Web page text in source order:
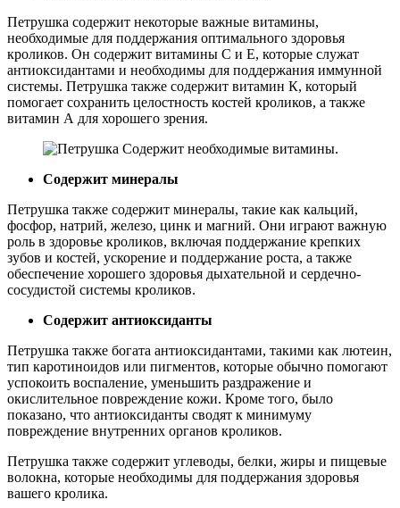
Петрушка содержит некоторые важные витамины,
необходимые для поддержания оптимального здоровья
кроликов. Он содержит витамины С и Е, которые служат
антиоксидантами и необходимы для поддержания иммунной
системы. Петрушка также содержит витамин К, который
помогает сохранить целостность костей кроликов, а также
витамин А для хорошего зрения.
Содержит минералы
Петрушка также содержит минералы, такие как кальций,
фосфор, натрий, железо, цинк и магний. Они играют важную
роль в здоровье кроликов, включая поддержание крепких
зубов и костей, ускорение и поддержание роста, а также
обеспечение хорошего здоровья дыхательной и сердечно-
сосудистой системы кроликов.
Содержит антиоксиданты
Петрушка также богата антиоксидантами, такими как лютеин,
тип каротиноидов или пигментов, которые обычно помогают
успокоить воспаление, уменьшить раздражение и
окислительное повреждение кожи. Кроме того, было
показано, что антиоксиданты сводят к минимуму
повреждение внутренних органов кроликов.
Петрушка также содержит углеводы, белки, жиры и пищевые
волокна, которые необходимы для поддержания здоровья
вашего кролика.